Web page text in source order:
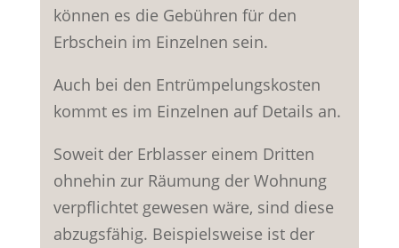
können es die Gebühren für den
Erbschein im Einzelnen sein.
Auch bei den Entrümpelungskosten
kommt es im Einzelnen auf Details an.
Soweit der Erblasser einem Dritten
ohnehin zur Räumung der Wohnung
verpflichtet gewesen wäre, sind diese
abzugsfähig. Beispielsweise ist der